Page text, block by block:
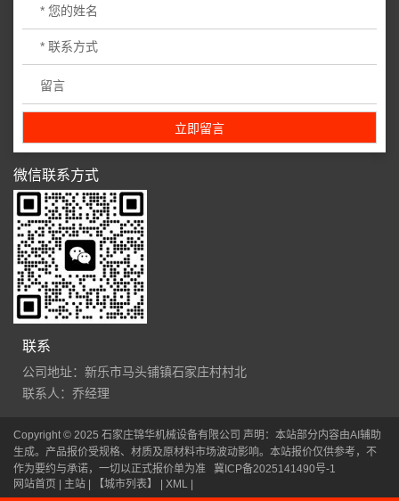
微信联系方式
联系
公司地址：新乐市马头铺镇石家庄村村北
联系人：乔经理
Copyright © 2025 石家庄锦华机械设备有限公司 声明：本站部分内容由AI辅助
生成。产品报价受规格、材质及原材料市场波动影响。本站报价仅供参考，不
作为要约与承诺，一切以正式报价单为准
冀ICP备2025141490号-1
网站首页 | 主站 | 【城市列表】 | XML |